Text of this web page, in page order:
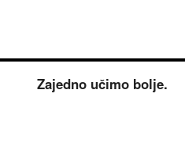
Zajedno učimo bolje.